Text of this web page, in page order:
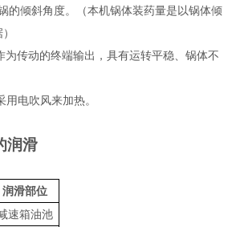
的倾斜角度。（本机锅体装药量是以锅体倾
为传动的终端输出，具有运转平稳、锅体不
用电吹风来加热。
润滑
润滑部位
速箱油池